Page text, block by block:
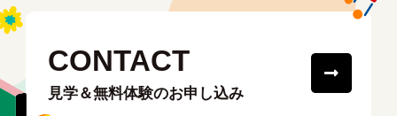
CONTACT
見学＆無料体験のお申し込み